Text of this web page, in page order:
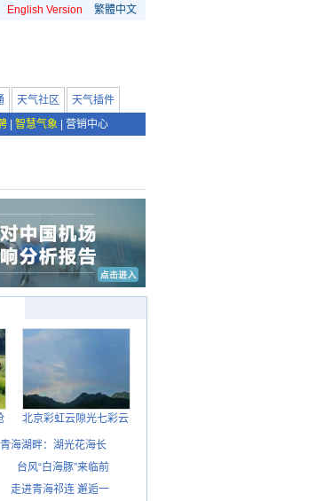
English Version 繁體中文
天气社区
天气插件
智慧气象 营销中心
北京彩虹云隙光七彩云
青海湖畔：湖光花海长
台风“白海豚”来临前
走进青海祁连 邂逅一